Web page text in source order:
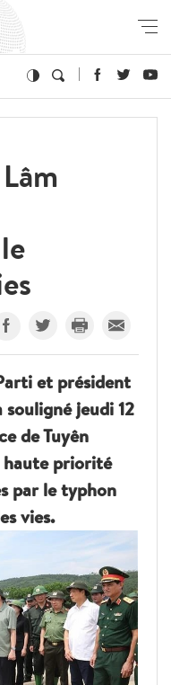
et président
souligné jeudi 12
de Tuyên
haute priorité
par le typhon
vies.